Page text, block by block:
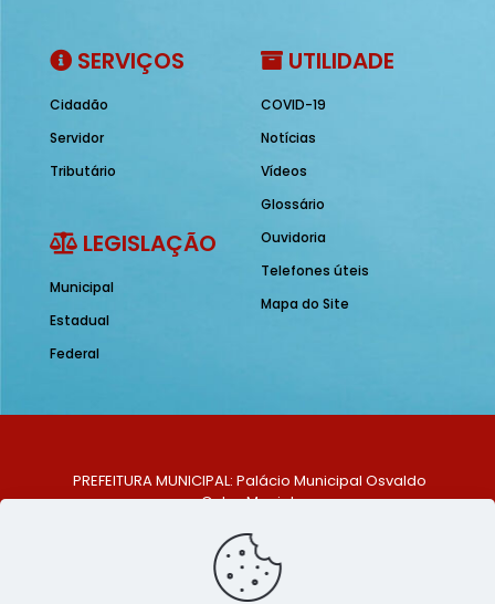
SERVIÇOS
Cidadão
Servidor
Tributário
LEGISLAÇÃO
Municipal
Estadual
Federal
UTILIDADE
COVID-19
Notícias
Vídeos
Glossário
Ouvidoria
Telefones úteis
Mapa do Site
PREFEITURA MUNICIPAL: Palácio Municipal Osvaldo
Celso Maciel
Centro, São Bento do Una - PE. CEP: 553370-128
TELEFONE: (81) 99548-1569
E-MAIL: ouvidoria@saobentodouna.pe.gov.br